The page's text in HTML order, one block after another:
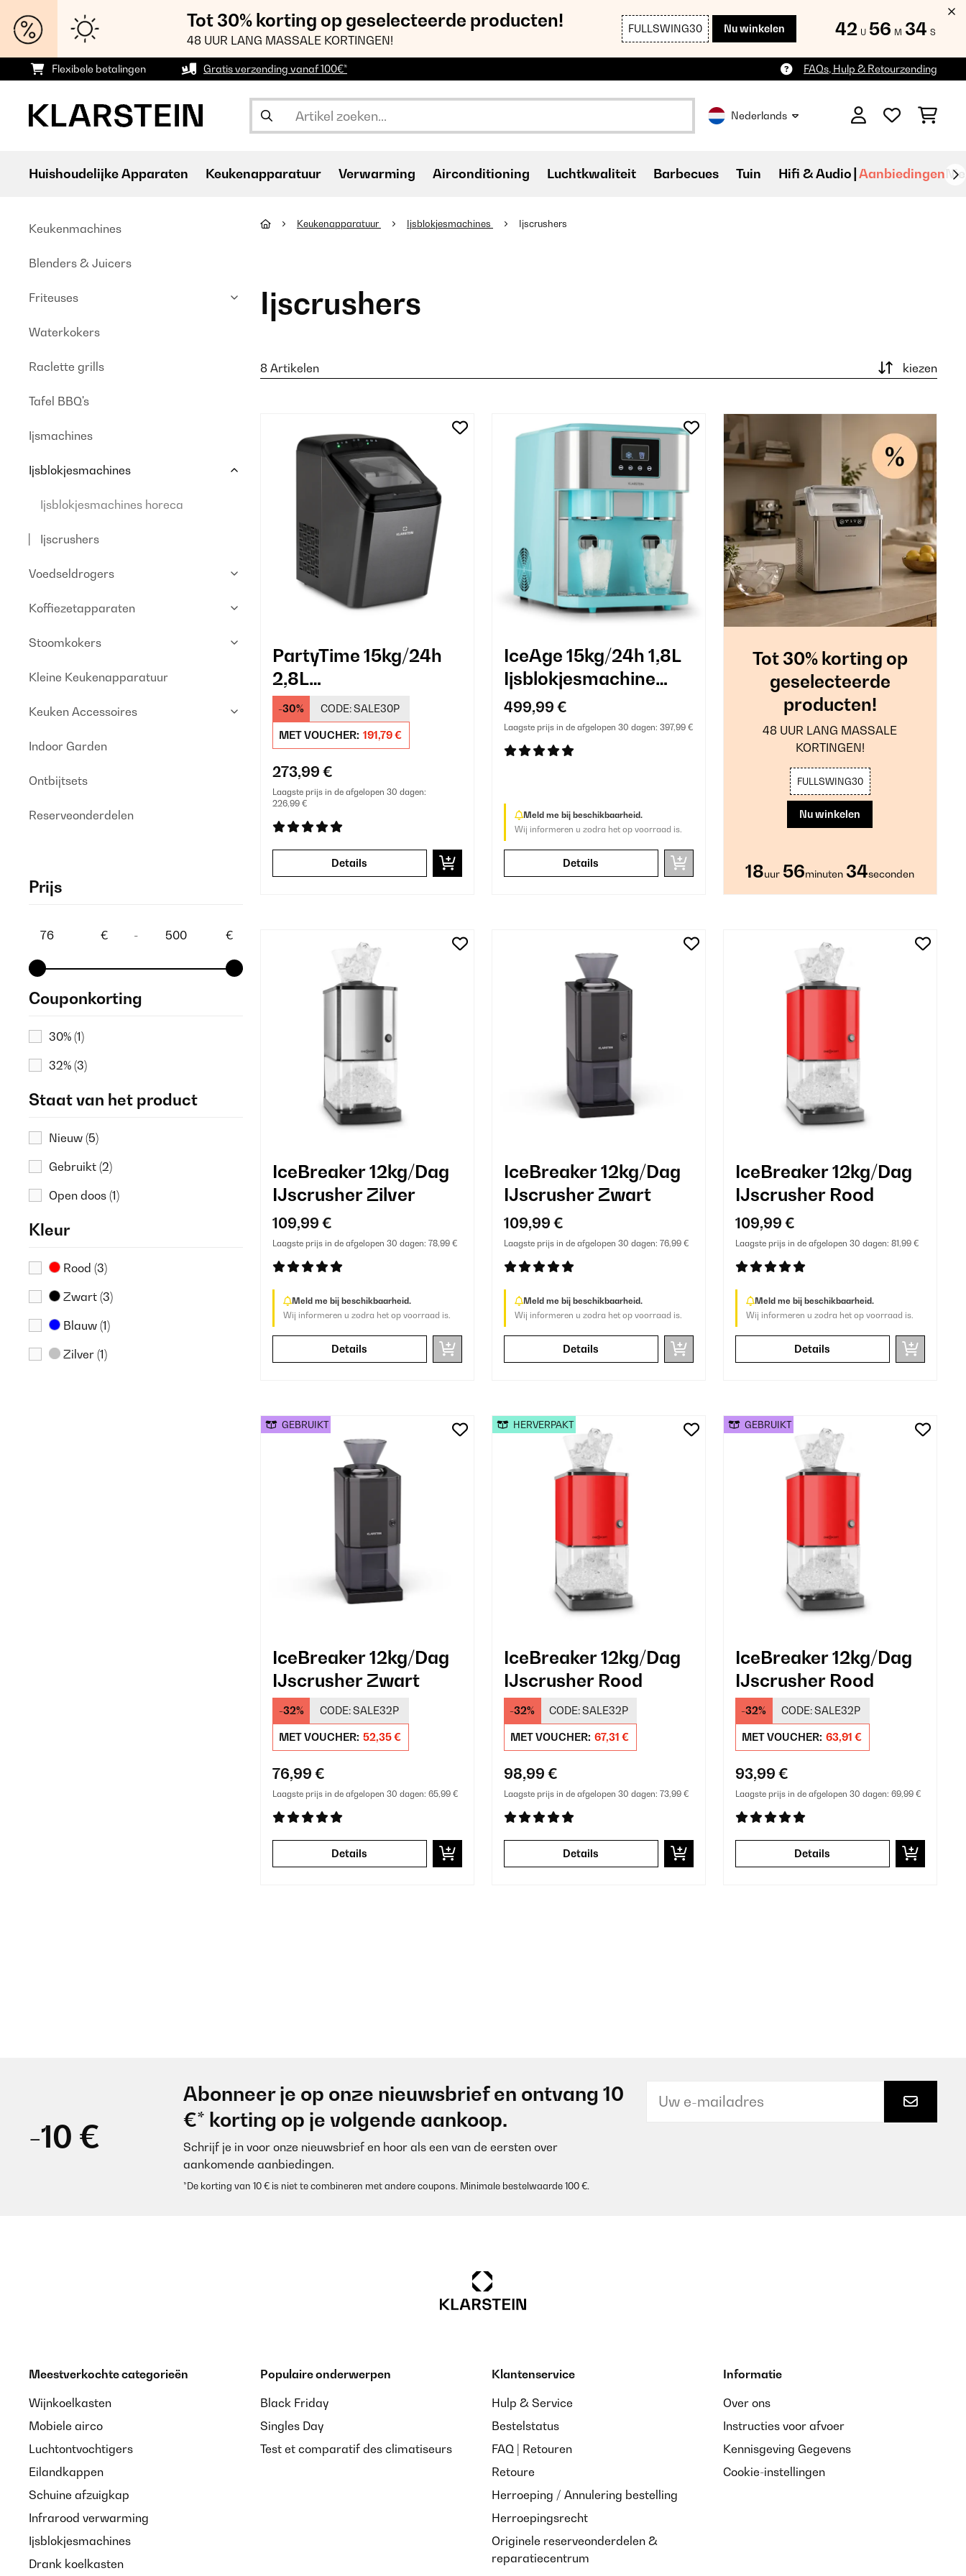
Tot 30% korting op geselecteerde producten!
48 UUR LANG MASSALE KORTINGEN!
FULLSWING30 Nu winkelen 42 U 56 M 33 S
Flexibele betalingen Gratis verzending vanaf 100€* FAQs, Hulp & Retourzending
Nederlands
Huishoudelijke Apparaten Keukenapparatuur Verwarming Airconditioning Luchtkwaliteit Barbecues Tuin Hifi & Audio Aanbiedingen
Keukenmachines
Blenders & Juicers
Friteuses
Waterkokers
Raclette grills
Tafel BBQ's
Ijsmachines
Ijsblokjesmachines
Ijsblokjesmachines horeca
Ijscrushers
Voedseldrogers
Koffiezetapparaten
Stoomkokers
Kleine Keukenapparatuur
Keuken Accessoires
Indoor Garden
Ontbijtsets
Reserveonderdelen
Prijs
€ - €
Couponkorting
30% (1)
32% (3)
Staat van het product
Nieuw (5)
Gebruikt (2)
Open doos (1)
Kleur
Rood (3)
Zwart (3)
Blauw (1)
Zilver (1)
Keukenapparatuur Ijsblokjesmachines Ijscrushers
Ijscrushers
8 Artikelen kiezen
PartyTime 15kg/24h
2,8L
Ijsblokjesmachine
Zwart
-30% CODE: SALE30P
MET VOUCHER: 191,79 €
273,99 €
Laagste prijs in de afgelopen 30 dagen:
226,99 €
Details
IceAge 15kg/24h 1,8L
Ijsblokjesmachine
Blauw
499,99 €
Laagste prijs in de afgelopen 30 dagen: 397,99 €
Meld me bij beschikbaarheid.
Wij informeren u zodra het op voorraad is.
Details
Tot 30% korting op
geselecteerde
producten!
48 UUR LANG MASSALE
KORTINGEN!
FULLSWING30
Nu winkelen
18uur 56minuten 33seconden
IceBreaker 12kg/Dag
IJscrusher Zilver
109,99 €
Laagste prijs in de afgelopen 30 dagen: 78,99 €
Meld me bij beschikbaarheid.
Wij informeren u zodra het op voorraad is.
Details
IceBreaker 12kg/Dag
IJscrusher Zwart
109,99 €
Laagste prijs in de afgelopen 30 dagen: 76,99 €
Meld me bij beschikbaarheid.
Wij informeren u zodra het op voorraad is.
Details
IceBreaker 12kg/Dag
IJscrusher Rood
109,99 €
Laagste prijs in de afgelopen 30 dagen: 81,99 €
Meld me bij beschikbaarheid.
Wij informeren u zodra het op voorraad is.
Details
IceBreaker 12kg/Dag
IJscrusher Zwart
-32% CODE:SALE32P
MET VOUCHER: 52,35 €
76,99 €
Laagste prijs in de afgelopen 30 dagen: 65,99 €
Details
GEBRUIKT
IceBreaker 12kg/Dag
IJscrusher Rood
-32% CODE: SALE32P
MET VOUCHER: 67,31 €
98,99 €
Laagste prijs in de afgelopen 30 dagen: 73,99 €
Details
HERVERPAKT
IceBreaker 12kg/Dag
IJscrusher Rood
-32% CODE: SALE32P
MET VOUCHER: 63,91 €
93,99 €
Laagste prijs in de afgelopen 30 dagen: 69,99 €
Details
GEBRUIKT
-10 €
Abonneer je op onze nieuwsbrief en ontvang 10
€* korting op je volgende aankoop.
Schrijf je in voor onze nieuwsbrief en hoor als een van de eersten over
aankomende aanbiedingen.
*De korting van 10 € is niet te combineren met andere coupons. Minimale bestelwaarde 100 €.
Meestverkochte categorieën
Wijnkoelkasten
Mobiele airco
Luchtontvochtigers
Eilandkappen
Schuine afzuigkap
Infrarood verwarming
Ijsblokjesmachines
Drank koelkasten
Populaire onderwerpen
Black Friday
Singles Day
Test et comparatif des climatiseurs
Klantenservice
Hulp & Service
Bestelstatus
FAQ | Retouren
Retoure
Herroeping / Annulering bestelling
Herroepingsrecht
Originele reserveonderdelen &
reparatiecentrum
Informatie
Over ons
Instructies voor afvoer
Kennisgeving Gegevens
Cookie-instellingen